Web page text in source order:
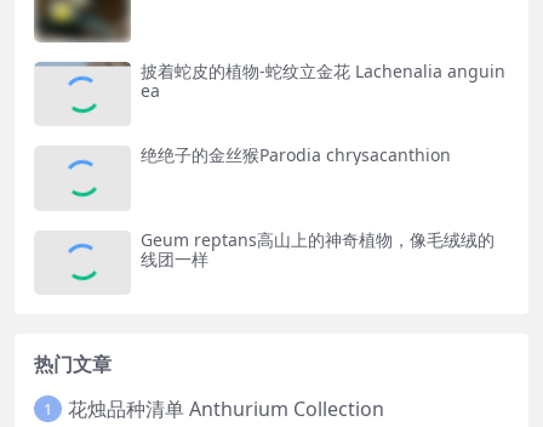
披着蛇皮的植物-蛇纹立金花 Lachenalia anguin
ea
绝绝子的金丝猴Parodia chrysacanthion
Geum reptans高山上的神奇植物，像毛绒绒的
线团一样
热门文章
1 花烛品种清单 Anthurium Collection